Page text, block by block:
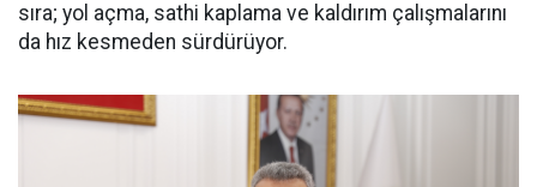
sıra; yol açma, sathi kaplama ve kaldırım çalışmalarını
da hız kesmeden sürdürüyor.